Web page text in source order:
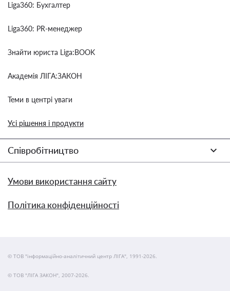
Liga360: Бухгалтер
Liga360: PR-менеджер
Знайти юриста Liga:BOOK
Академія ЛІГА:ЗАКОН
Теми в центрі уваги
Усі рішення і продукти
Співробітництво
Умови використання сайту
Політика конфіденційності
© ТОВ "інформаційно-аналітичний центр ЛІГА", 1991-2026.
© ТОВ "ЛІГА ЗАКОН", 2007-2026.